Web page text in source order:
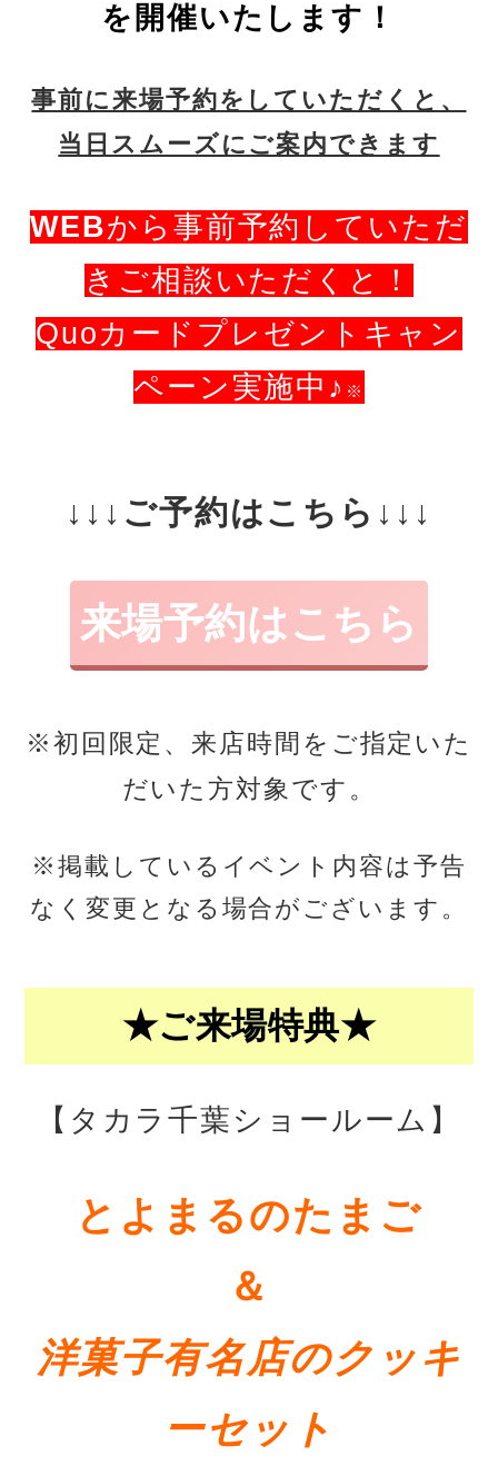
を開催いたします！
事前に来場予約をしていただくと、
当日スムーズにご案内できます
WEBから事前予約していただ
きご相談いただくと！
Quoカードプレゼントキャン
ペーン実施中♪ ※
↓↓↓ご予約はこちら↓↓↓
来場予約はこちら
※初回限定、来店時間をご指定いた
だいた方対象です。
※掲載しているイベント内容は予告
なく変更となる場合がございます。
★ご来場特典★
【タカラ千葉ショールーム】
とよまるのたまご
＆
洋菓子有名店のクッキ
ーセット